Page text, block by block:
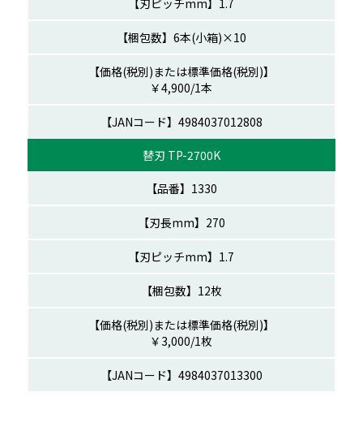
6本(小箱)×10
￥4,900/1本
12808
替刃 TP-2700K
1330
270
1.7
12枚
￥3,000/1枚
13300